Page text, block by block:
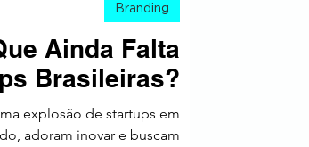
Ainda Falta
Brasileiras?
explosão de startups em
adoram inovar e buscam
Branding